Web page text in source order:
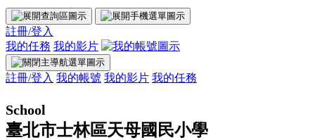
註冊/登入
我的任務 我的影片
註冊/登入 我的帳號 我的影片 我的任務
School
臺北市士林區天母國民小學